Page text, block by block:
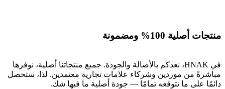
منتجات أصلية 100% ومضمونة
في HNAK، نعدكم بالأصالة والجودة. جميع منتجاتنا أصلية، نوفرها
مباشرةً من موردين وشركاء علامات تجارية معتمدين. لذا، ستحصل
دائمًا على ما تتوقعه تمامًا — جودة أصلية ما فيها شك.